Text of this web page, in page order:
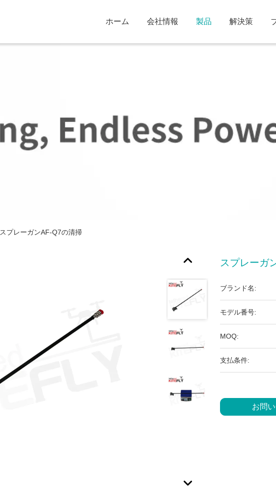
ホーム 会社情報 製品 解決策
スプレーガンAF-Q7の清掃
スプレーガ
ブランド名:
モデル番号:
MOQ:
支払条件:
お問